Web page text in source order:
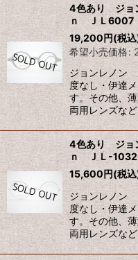
4色あり ジョ
ｎ ＪＬ
19,200円(税
希望小売価格:
ジョンレノン
度なし・伊達
す。その他、
両用レンズな
4色あり ジョ
ｎ ＪＬ-
15,600円(税
ジョンレノン
度なし・伊達
す。その他、
両用レンズな